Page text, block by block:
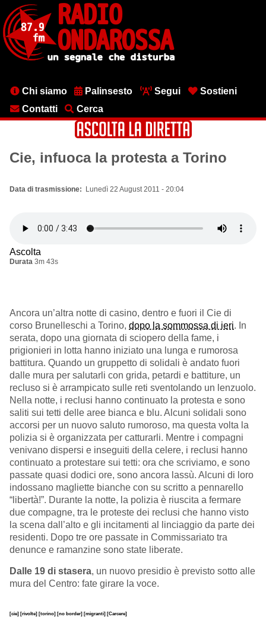
contenuto
principale
MenuChi siamo Palinsesto Segui
Sostieni
Contatti
Cerca
Cie, infuoca la protesta a Torino
Data di trasmissione Lunedì 22 August 2011 - 20:04
Ascolta
Durata 3m 43s
Ancora un’altra notte di casino, dentro e fuori il Cie di
corso Brunelleschi a Torino, dopo la sommossa di ieri. In
serata, dopo una giornata di sciopero della fame, i
prigionieri in lotta hanno iniziato una lunga e rumorosa
battitura. Quando un gruppetto di solidali è andato fuori
dalle mura per salutarli con grida, petardi e battiture, un
recluso si è arrampicato sulle reti sventolando un lenzuolo.
Nella notte, i reclusi hanno continuato la protesta e sono
saliti sui tetti delle aree bianca e blu. Alcuni solidali sono
accorsi per un nuovo saluto rumoroso, ma questa volta la
polizia si è organizzata per catturarli. Mentre i compagni
venivano dispersi e inseguiti della celere, i reclusi hanno
continuato a protestare sui tetti: ora che scriviamo, e sono
passate quasi dodici ore, sono ancora lassù. Alcuni di loro
indossano magliette bianche con su scritto a pennarello
“libertà!”. Durante la notte, la polizia è riuscita a fermare
due compagne, tra le proteste dei reclusi che hanno visto
la scena dall’alto e gli incitamenti al linciaggio da parte dei
residenti. Dopo tre ore passate in Commissariato tra
denunce e ramanzine sono state liberate.
Dalle 19 di stasera, un nuovo presidio è previsto sotto alle
mura del Centro: fate girare la voce.
[cie] [rivolte] [torino] [no border] [migranti] [Carcere]